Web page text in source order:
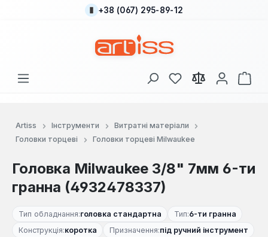
Перейти до основного вмісту
+38 (067) 295-89-12
У вас є 0 у списку
Artiss Інструменти
Витратні матеріали
Головки торцеві
Головки торцеві Milwaukee
Головка Milwaukee 3/8" 7мм 6-ти
гранна (4932478337)
Тип обладнання:головка стандартна Тип:6-ти гранна
Конструкція:коротка Призначення:під ручний інструмент